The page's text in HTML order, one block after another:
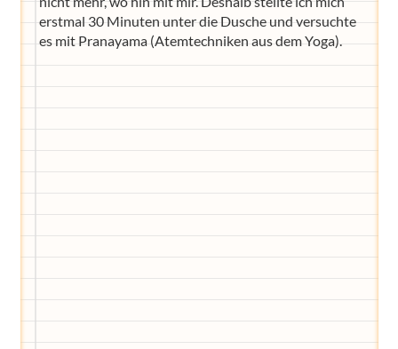
erstmal 30 Minuten unter die Dusche und versuchte
es mit Pranayama (Atemtechniken aus dem Yoga).